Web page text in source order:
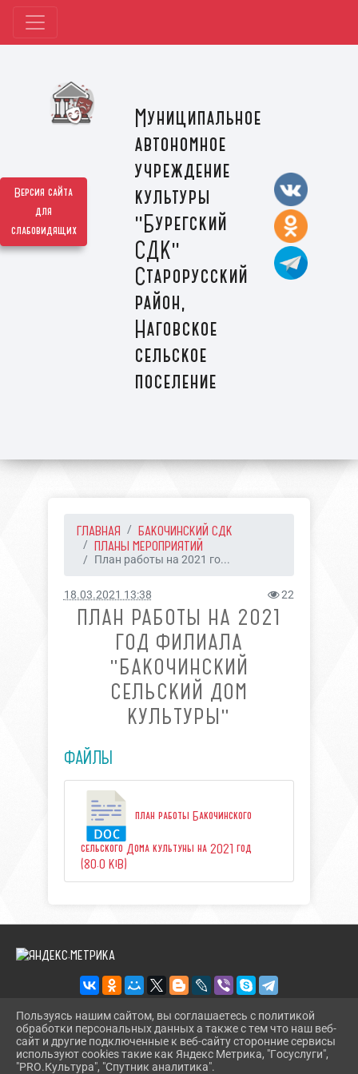
Версия сайта
для
слабовидящих
Муниципальное
автономное
учреждение
культуры
"Бурегский
СДК"
Старорусский
район,
Наговское
сельское
поселение
ГЛАВНАЯ
БАКОЧИНСКИЙ СДК
ПЛАНЫ МЕРОПРИЯТИЙ
План работы на 2021 го...
18.03.2021 13:38 22
ПЛАН РАБОТЫ НА 2021
ГОД ФИЛИАЛА
"БАКОЧИНСКИЙ
СЕЛЬСКИЙ ДОМ
КУЛЬТУРЫ"
ФАЙЛЫ
план работы Бакочинского
сельского Дома культуны на 2021 год
(80.0 KiB)
2026 Г. BUREGSDK.RU
ВХОД
КАРТА САЙТА
Пользуясь нашим сайтом, вы соглашаетесь с политикой
обработки персональных данных а также с тем что наш веб-
сайт и другие подключенные к веб-сайту сторонние сервисы
используют cookies такие как Яндекс Метрика, "Госуслуги",
"PRO.Культура", "Спутник аналитика".